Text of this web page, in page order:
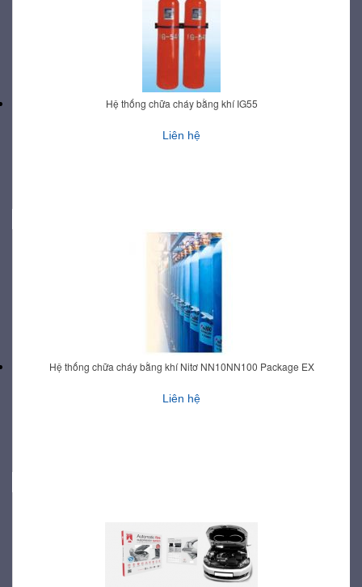
Hệ thống chữa cháy bằng khí IG55
Liên hệ
Hệ thống chữa cháy bằng khí Nitơ NN10NN100 Package EX
Liên hệ